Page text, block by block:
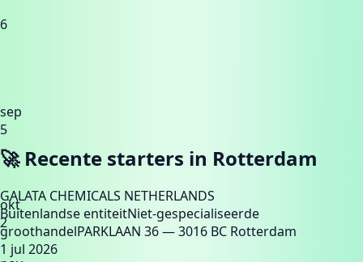
6
sep
5
okt
2
🚀 Recente starters in Rotterdam
GALATA CHEMICALS NETHERLANDS
Buitenlandse entiteitNiet-gespecialiseerde
groothandelPARKLAAN 36— 3016 BC Rotterdam
1 jul 2026